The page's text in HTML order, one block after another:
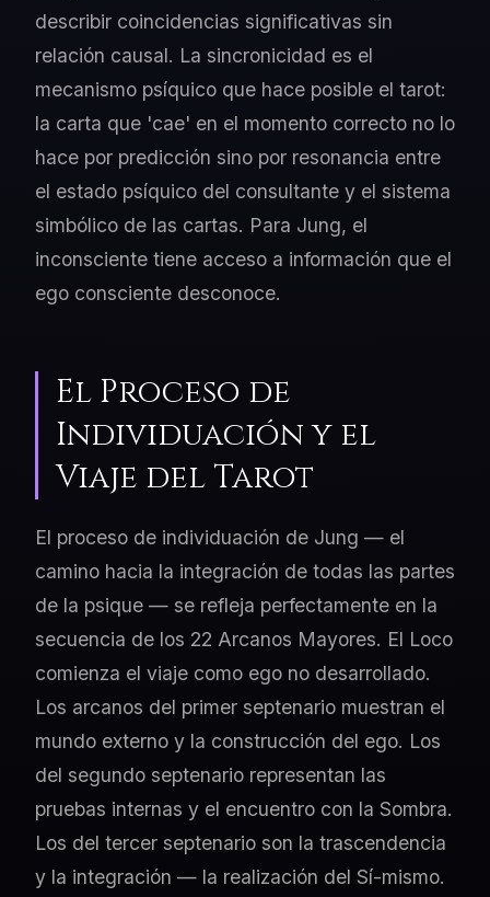
describir coincidencias significativas sin
relación causal. La sincronicidad es el
mecanismo psíquico que hace posible el tarot:
la carta que 'cae' en el momento correcto no lo
hace por predicción sino por resonancia entre
el estado psíquico del consultante y el sistema
simbólico de las cartas. Para Jung, el
inconsciente tiene acceso a información que el
ego consciente desconoce.
El Proceso de
Individuación y el
Viaje del Tarot
El proceso de individuación de Jung — el
camino hacia la integración de todas las partes
de la psique — se refleja perfectamente en la
secuencia de los 22 Arcanos Mayores. El Loco
comienza el viaje como ego no desarrollado.
Los arcanos del primer septenario muestran el
mundo externo y la construcción del ego. Los
del segundo septenario representan las
pruebas internas y el encuentro con la Sombra.
Los del tercer septenario son la trascendencia
y la integración — la realización del Sí-mismo.